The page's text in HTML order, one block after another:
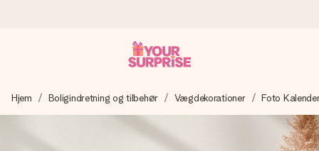
Vi laver din gave med omhu og sender den lynhurtigt – så
du kan give den på det helt rette tidspunkt, når den
Hjem Boligindretning og tilbehør Vægdekorationer Foto